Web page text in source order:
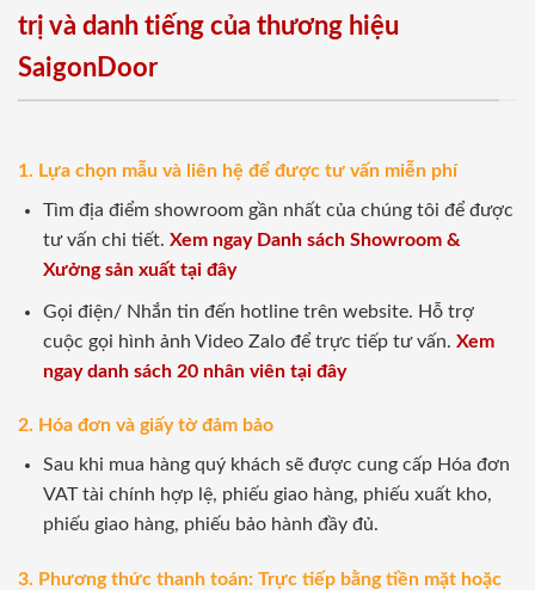
trị và danh tiếng của thương hiệu
SaigonDoor
1. Lựa chọn mẫu và liên hệ để được tư vấn miễn phí
Tìm địa điểm showroom gần nhất của chúng tôi để được
tư vấn chi tiết. Xem ngay Danh sách Showroom &
Xưởng sản xuất tại đây
Gọi điện/ Nhắn tin đến hotline trên website. Hỗ trợ
cuộc gọi hình ảnh Video Zalo để trực tiếp tư vấn. Xem
ngay danh sách 20 nhân viên tại đây
2. Hóa đơn và giấy tờ đảm bảo
Sau khi mua hàng quý khách sẽ được cung cấp Hóa đơn
VAT tài chính hợp lệ, phiếu giao hàng, phiếu xuất kho,
phiếu giao hàng, phiếu bảo hành đầy đủ.
3. Phương thức thanh toán: Trực tiếp bằng tiền mặt hoặc